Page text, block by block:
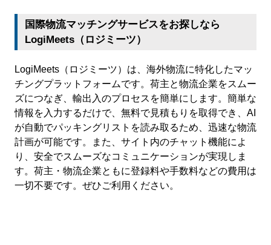
国際物流マッチングサービスをお探しなら
LogiMeets（ロジミーツ）
LogiMeets（ロジミーツ）は、海外物流に特化したマッ
チングプラットフォームです。荷主と物流企業をスムー
ズにつなぎ、輸出入のプロセスを簡単にします。簡単な
情報を入力するだけで、無料で見積もりを取得でき、AI
が自動でパッキングリストを読み取るため、迅速な物流
計画が可能です。また、サイト内のチャット機能によ
り、安全でスムーズなコミュニケーションが実現しま
す。荷主・物流企業ともに登録料や手数料などの費用は
一切不要です。ぜひご利用ください。